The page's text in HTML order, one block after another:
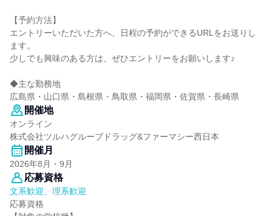
【予約方法】
エントリーいただいた方へ、日程の予約ができるURLをお送りし
ます。
少しでも興味のある方は、ぜひエントリーをお願いします♪
◆主な勤務地
広島県・山口県・島根県・鳥取県・福岡県・佐賀県・長崎県
開催地
オンライン
株式会社ツルハグループドラッグ&ファーマシー西日本
開催月
2026年8月・9月
応募資格
文系歓迎、理系歓迎
応募資格